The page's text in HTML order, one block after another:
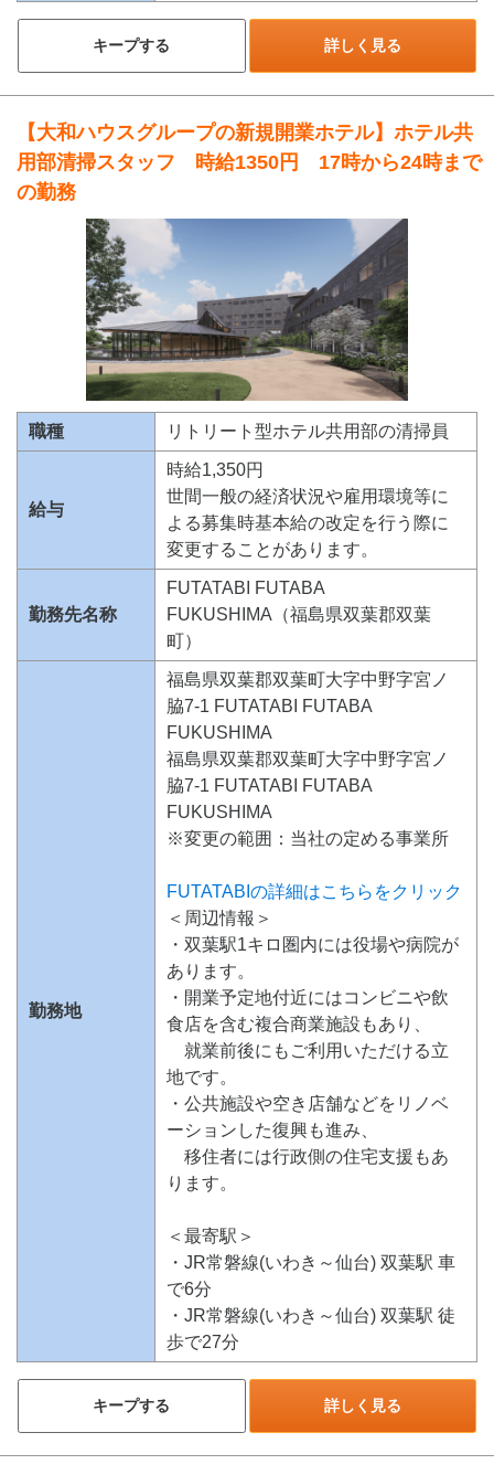
キープする 詳しく見る
【大和ハウスグループの新規開業ホテル】ホテル共
用部清掃スタッフ 時給1350円 17時から24時まで
の勤務
職種 リトリート型ホテル共用部の清掃員
給与
時給1,350円
世間一般の経済状況や雇用環境等に
よる募集時基本給の改定を行う際に
変更することがあります。
勤務先名称
FUTATABI FUTABA
FUKUSHIMA（福島県双葉郡双葉
町）
勤務地
福島県双葉郡双葉町大字中野字宮ノ
脇7-1 FUTATABI FUTABA
FUKUSHIMA
福島県双葉郡双葉町大字中野字宮ノ
脇7-1 FUTATABI FUTABA
FUKUSHIMA
※変更の範囲：当社の定める事業所
FUTATABIの詳細はこちらをクリック
＜周辺情報＞
・双葉駅1キロ圏内には役場や病院が
あります。
・開業予定地付近にはコンビニや飲
食店を含む複合商業施設もあり、
就業前後にもご利用いただける立
地です。
・公共施設や空き店舗などをリノベ
ーションした復興も進み、
移住者には行政側の住宅支援もあ
ります。
＜最寄駅＞
・JR常磐線(いわき～仙台) 双葉駅 車
で6分
・JR常磐線(いわき～仙台) 双葉駅 徒
歩で27分
キープする 詳しく見る